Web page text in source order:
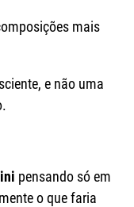
mais
e não uma
pensando só em
o que faria